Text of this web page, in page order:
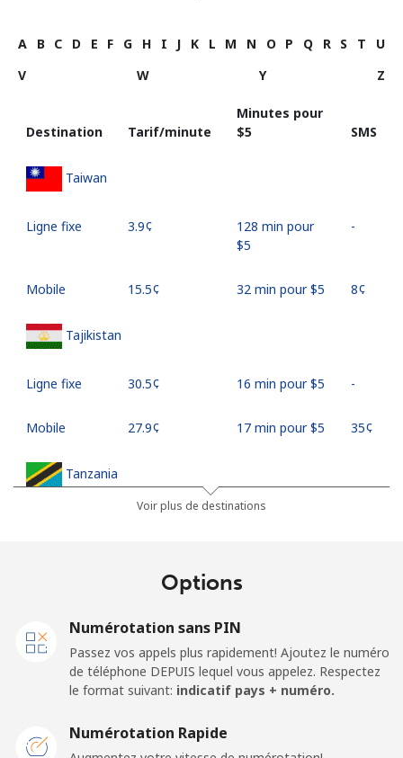
A B C D E F G H I J K L M N O P Q R S T
U
V
W Y Z
Destination Tarif/minute
Minutes pour
⁦$5⁩
SMS
Taiwan
Ligne fixe ⁦3.9¢⁩
128 min pour
⁦$5⁩
-
Mobile ⁦15.5¢⁩ 32 min pour ⁦$5⁩ ⁦8¢⁩
Tajikistan
Ligne fixe ⁦30.5¢⁩ 16 min pour ⁦$5⁩ -
Mobile ⁦27.9¢⁩ 17 min pour ⁦$5⁩ ⁦35¢⁩
Tanzania
Ligne fixe ⁦3.9¢⁩
128 min pour
⁦$5⁩
-
Voir plus de destinations
Options
Numérotation sans PIN
Passez vos appels plus rapidement! Ajoutez le numéro
de téléphone DEPUIS lequel vous appelez. Respectez
le format suivant: indicatif pays + numéro.
Numérotation Rapide